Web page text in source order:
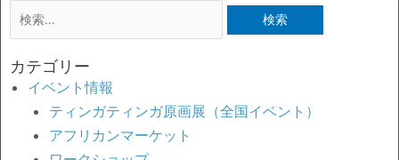
検
対
象:
カテゴリー
イベント情報
ティンガティンガ原画展（全国イベント）
アフリカンマーケット